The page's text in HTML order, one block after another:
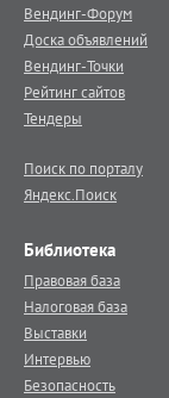
Вендинг-Форум
Доска объявлений
Вендинг-Точки
Рейтинг сайтов
Тендеры
Поиск по порталу
Яндекс.Поиск
Библиотека
Правовая база
Налоговая база
Выставки
Интервью
Безопасность